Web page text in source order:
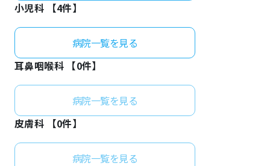
小児科 【4件】
病院一覧を見る
耳鼻咽喉科 【0件】
病院一覧を見る
皮膚科 【0件】
病院一覧を見る